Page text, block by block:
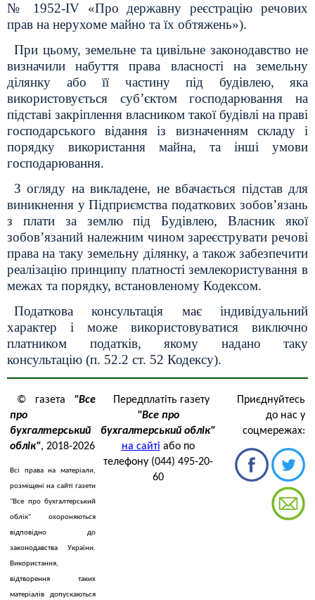
№ 1952-IV «Про державну реєстрацію речових
прав на нерухоме майно та їх обтяжень»).
При цьому, земельне та цивільне законодавство не
визначили набуття права власності на земельну
ділянку або її частину під будівлею, яка
використовується суб’єктом господарювання на
підставі закріплення власником такої будівлі на праві
господарського відання із визначенням складу і
порядку використання майна, та інші умови
господарювання.
З огляду на викладене, не вбачається підстав для
виникнення у Підприємства податкових зобов’язань
з плати за землю під Будівлею, Власник якої
зобов’язаний належним чином зареєструвати речові
права на таку земельну ділянку, а також забезпечити
реалізацію принципу платності землекористування в
межах та порядку, встановленому Кодексом.
Податкова консультація має індивідуальний
характер і може використовуватися виключно
платником податків, якому надано таку
консультацію (п. 52.2 ст. 52 Кодексу).
© газета "Все
про
бухгалтерський
облік", 2018-2026
Всі права на матеріали,
розміщені на сайті газети
"Все про бухгалтерський
облік" охороняються
відповідно до
законодавства України.
Використання,
відтворення таких
матеріалів допускаються
Передплатіть газету
"Все про
бухгалтерський облік"
на сайті або по
телефону (044) 495-20-
60
Приєднуйтесь
до нас у
соцмережах: